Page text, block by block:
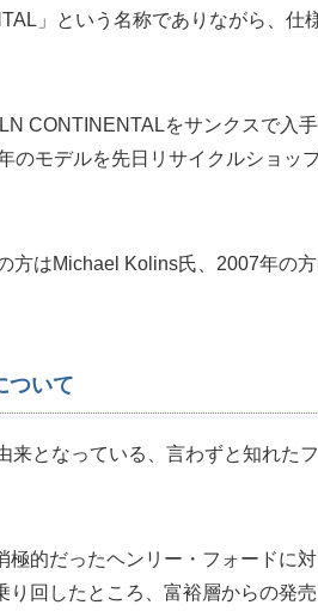
」という名称でありながら、仕
CONTINENTALをサンクスで入
のモデルを先日リサイクルショッ
方はMichael Kolins氏、2007年の
ついて
来となっている、言わずと知れた
極的だったヘンリー・フォードに
回したところ、富裕層からの発